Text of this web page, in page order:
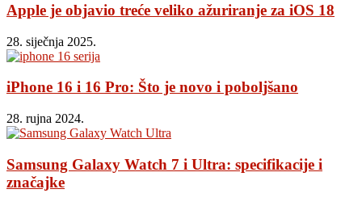
Apple je objavio treće veliko ažuriranje za iOS 18
28. siječnja 2025.
iPhone 16 i 16 Pro: Što je novo i poboljšano
28. rujna 2024.
Samsung Galaxy Watch 7 i Ultra: specifikacije i
značajke